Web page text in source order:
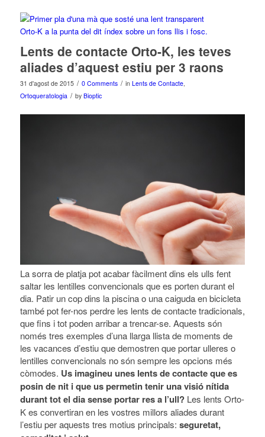
Lents de contacte Orto-K, les teves
aliades d’aquest estiu per 3 raons
31 d'agost de 2015 / 0 Comments / in Lents de Contacte,
Ortoqueratologia / by Bioptic
La sorra de platja pot acabar fàcilment dins els ulls fent
saltar les lentilles convencionals que es porten durant el
dia. Patir un cop dins la piscina o una caiguda en bicicleta
també pot fer-nos perdre les lents de contacte tradicionals,
que fins i tot poden arribar a trencar-se. Aquests són
només tres exemples d’una llarga llista de moments de
les vacances d’estiu que demostren que portar ulleres o
lentilles convencionals no són sempre les opcions més
còmodes. Us imagineu unes lents de contacte que es
posin de nit i que us permetin tenir una visió nítida
durant tot el dia sense portar res a l’ull?Les lents Orto-
K es convertiran en les vostres millors aliades durant
l’estiu per aquests tres motius principals: seguretat,